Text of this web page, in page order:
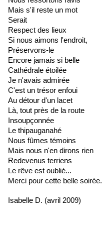
Mais s'il reste un mot
Serait
Respect des lieux
Si nous aimons l'endroit,
Préservons-le
Encore jamais si belle
Cathédrale étoilée
Je n'avais admirée
C'est un trésor enfoui
Au détour d'un lacet
Là, tout près de la route
Insoupçonnée
Le thipauganahé
Nous fûmes témoins
Mais nous n'en dirons rien
Redevenus terriens
Le rêve est oublié...
Merci pour cette belle soirée.
Isabelle D. (avril 2009)